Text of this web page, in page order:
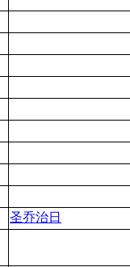
圣乔治日